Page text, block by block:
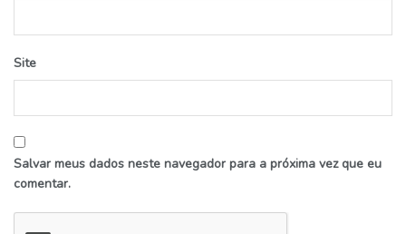
Site
Salvar meus dados neste navegador para a próxima vez que eu
comentar.